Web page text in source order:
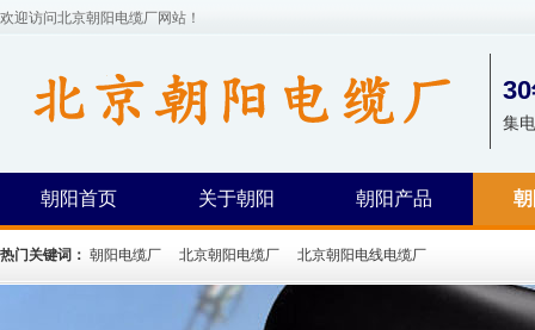
欢迎访问北京朝阳电缆厂网站！
集
朝阳首页 关于朝阳 朝阳产品
热门关键词： 朝阳电缆厂 北京朝阳电缆厂 北京朝阳电线电缆厂